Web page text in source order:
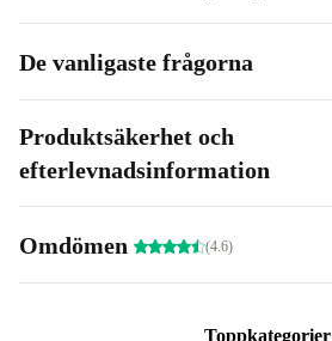
De vanligaste frågorna
Produktsäkerhet och
efterlevnadsinformation
Omdömen (4.6)
Toppkategorier